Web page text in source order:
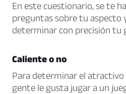
En este cuestionario, se te
preguntas sobre tu aspecto
determinar con precisión tu
Caliente o no
Para determinar el atractivo
gente le gusta jugar a un